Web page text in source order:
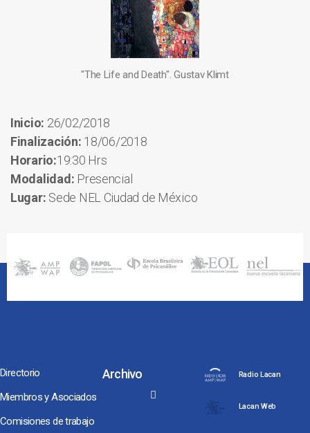
"The Life and Death". Gustav Klimt
Inicio: 26/02/2018
Finalización: 18/06/2018
Horario:19:30 Hrs
Modalidad: Presencial
Lugar: Sede NEL Ciudad de México
Directorio
Miembros y Asociados
Comisiones de trabajo
Archivo Radio Lacan
Lacan Web